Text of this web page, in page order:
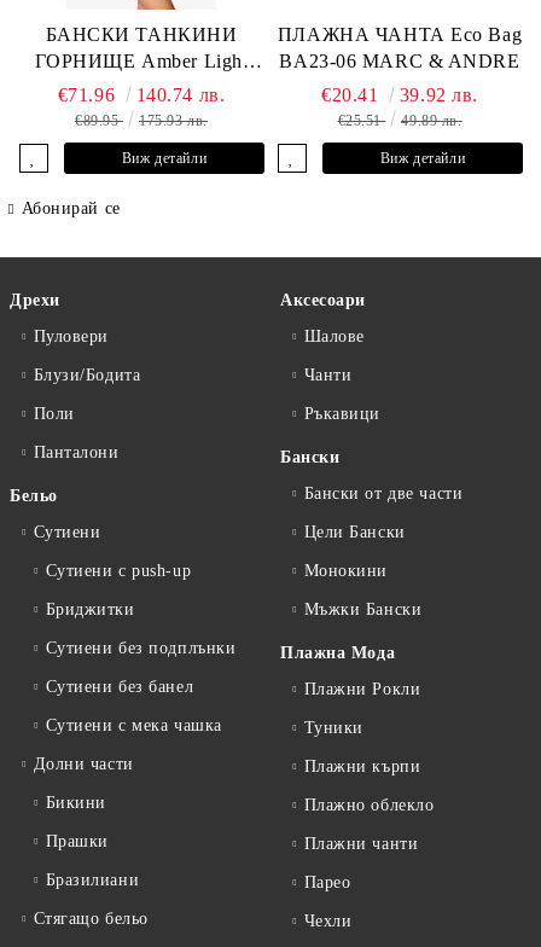
БАНСКИ ТАНКИНИ
ГОРНИЩЕ Amber Light
L2605-Y-803 MARC &
ANDRE
€71.96 140.74 лв.
€89.95 175.93 лв.
Виж детайли
ПЛАЖНА ЧАНТА Eco Bag
BA23-06 MARC & ANDRE
€20.41 39.92 лв.
€25.51 49.89 лв.
Виж детайли
Абонирай се
Дрехи
Пуловери
Блузи/Бодита
Поли
Панталони
Бельо
Сутиени
Сутиени с push-up
Бриджитки
Сутиени без подплънки
Сутиени без банел
Сутиени с мека чашка
Долни части
Бикини
Прашки
Бразилиани
Стягащо бельо
Аксесоари
Шалове
Чанти
Ръкавици
Бански
Бански от две части
Цели Бански
Монокини
Мъжки Бански
Плажна Мода
Плажни Рокли
Туники
Плажни кърпи
Плажно облекло
Плажни чанти
Парео
Чехли